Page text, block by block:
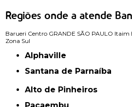
Regiões onde a atende
Barueri Centro GRANDE SÃO PAULO Itaim
Zona Sul
Alphaville
Santana de Parnaíba
Alto de Pinheiros